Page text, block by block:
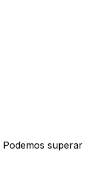
Podemos superar